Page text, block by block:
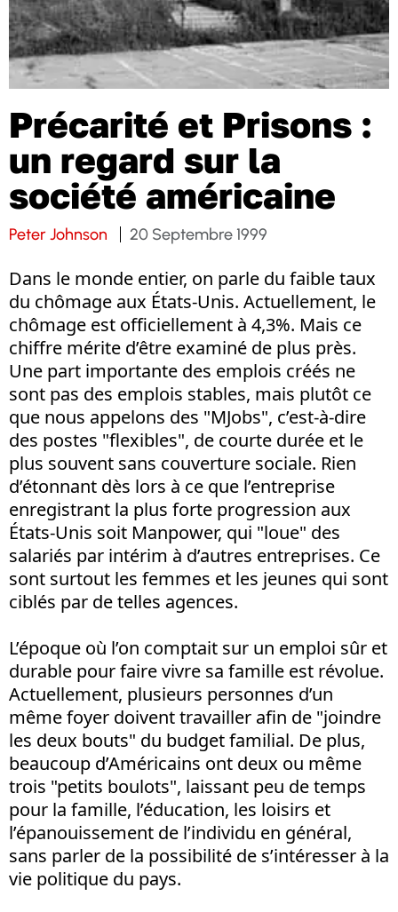
Précarité et Prisons :
un regard sur la
société américaine
Peter Johnson 20 Septembre 1999
Dans le monde entier, on parle du faible taux
du chômage aux États-Unis. Actuellement, le
chômage est officiellement à 4,3%. Mais ce
chiffre mérite d’être examiné de plus près.
Une part importante des emplois créés ne
sont pas des emplois stables, mais plutôt ce
que nous appelons des "MJobs", c’est-à-dire
des postes "flexibles", de courte durée et le
plus souvent sans couverture sociale. Rien
d’étonnant dès lors à ce que l’entreprise
enregistrant la plus forte progression aux
États-Unis soit Manpower, qui "loue" des
salariés par intérim à d’autres entreprises. Ce
sont surtout les femmes et les jeunes qui sont
ciblés par de telles agences.
L’époque où l’on comptait sur un emploi sûr et
durable pour faire vivre sa famille est révolue.
Actuellement, plusieurs personnes d’un
même foyer doivent travailler afin de "joindre
les deux bouts" du budget familial. De plus,
beaucoup d’Américains ont deux ou même
trois "petits boulots", laissant peu de temps
pour la famille, l’éducation, les loisirs et
l’épanouissement de l’individu en général,
sans parler de la possibilité de s’intéresser à la
vie politique du pays.